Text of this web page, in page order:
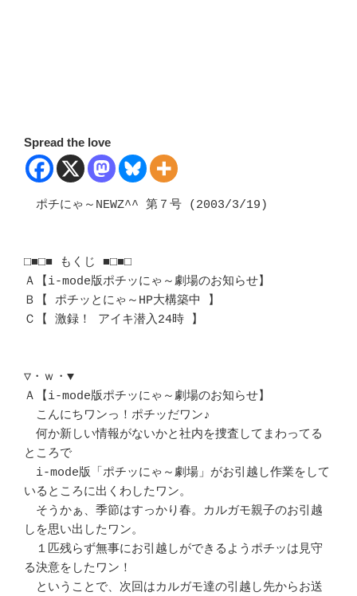
Spread the love
ポチにゃ～NEWZ^^ 第７号 (2003/3/19)
□■□■ もくじ ■□■□
Ａ【i-mode版ポチッにゃ～劇場のお知らせ】
Ｂ【 ポチッとにゃ～HP大構築中 】
Ｃ【 激録！ アイキ潜入24時 】
▽・ｗ・▼
Ａ【i-mode版ポチッにゃ～劇場のお知らせ】
こんにちワンっ！ポチッだワン♪
何か新しい情報がないかと社内を捜査してまわってる
ところで
i-mode版「ポチッにゃ～劇場」がお引越し作業をして
いるところに出くわしたワン。
そうかぁ、季節はすっかり春。カルガモ親子のお引越
しを思い出したワン。
１匹残らず無事にお引越しができるようポチッは見守
る決意をしたワン！
ということで、次回はカルガモ達の引越し先からお送